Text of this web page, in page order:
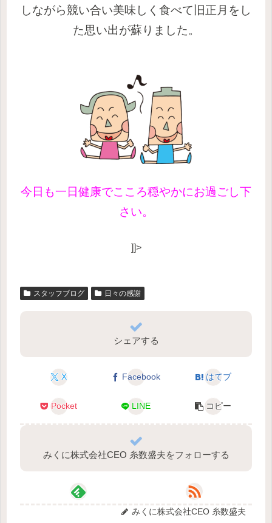
しながら競い合い美味しく食べて旧正月をし
た思い出が蘇りました。
今日も一日健康でこころ穏やかにお過ごし下
さい。
]]>
スタッフブログ 日々の感謝
シェアする
X Facebook はてブ
Pocket LINE コピー
みくに株式会社CEO 糸数盛夫をフォローする
みくに株式会社CEO 糸数盛夫